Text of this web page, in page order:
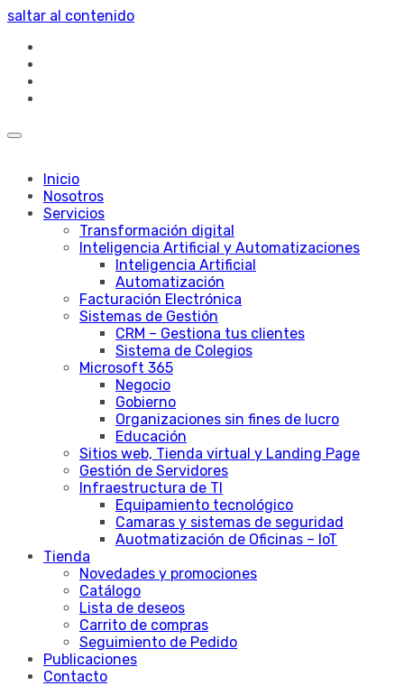
saltar al contenido
Inicio
Nosotros
Servicios
Transformación digital
Inteligencia Artificial y Automatizaciones
Inteligencia Artificial
Automatización
Facturación Electrónica
Sistemas de Gestión
CRM – Gestiona tus clientes
Sistema de Colegios
Microsoft 365
Negocio
Gobierno
Organizaciones sin fines de lucro
Educación
Sitios web, Tienda virtual y Landing Page
Gestión de Servidores
Infraestructura de TI
Equipamiento tecnológico
Camaras y sistemas de seguridad
Auotmatización de Oficinas – IoT
Tienda
Novedades y promociones
Catálogo
Lista de deseos
Carrito de compras
Seguimiento de Pedido
Publicaciones
Contacto